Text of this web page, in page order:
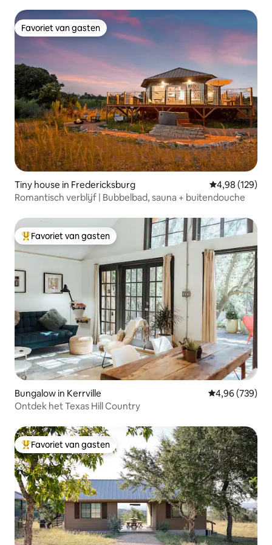
Favoriet van gasten
Favoriet van gasten
Tiny house in Fredericksburg Gemiddelde
4,98 (129)
Romantisch verblijf | Bubbelbad, sauna + buitendouche
Topfavoriet van gasten
Favoriet van gasten
Bungalow in Kerrville Gemiddelde
4,96 (739)
Ontdek het Texas Hill Country
Topfavoriet van gasten
Favoriet van gasten